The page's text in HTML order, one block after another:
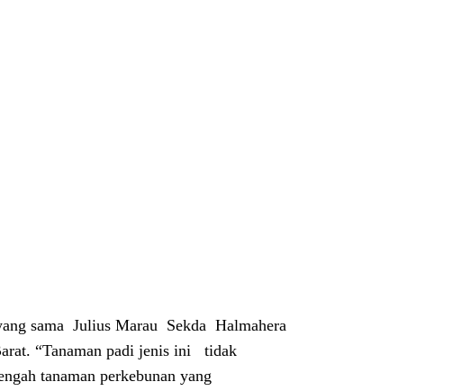
sama Julius Marau Sekda Halmahera
“Tanaman padi jenis ini
tidak
tanaman perkebunan yang